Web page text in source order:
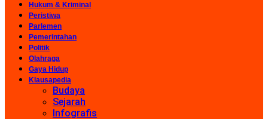
Hukum & Kriminal
Peristiwa
Parlemen
Pemerintahan
Politik
Olahraga
Gaya Hidup
Klausapedia
Budaya
Sejarah
Infografis